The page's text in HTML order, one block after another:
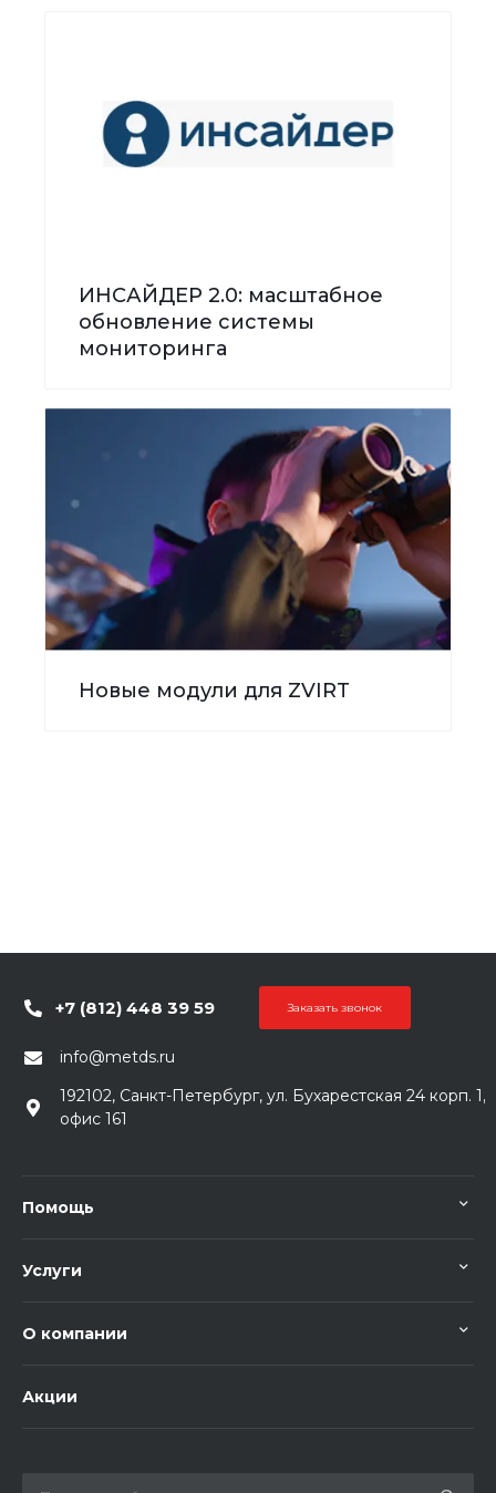
ИНСАЙДЕР 2.0: масштабное
обновление системы
мониторинга
Новые модули для ZVIRT
+7 (812) 448 39 59 Заказать звонок
info@metds.ru
192102, Санкт-Петербург, ул. Бухарестская 24 корп. 1,
офис 161
Помощь
Услуги
О компании
Акции